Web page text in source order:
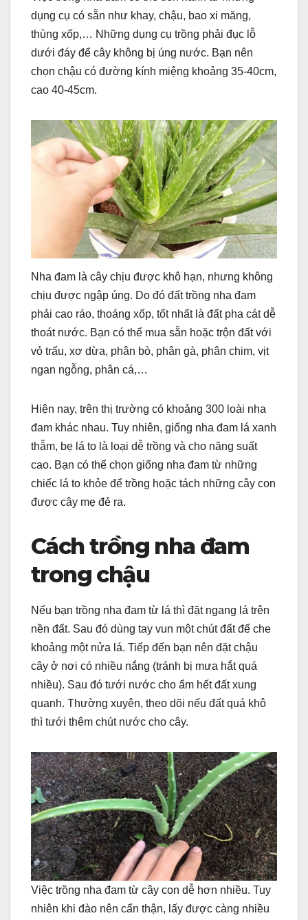
dụng cụ có sẵn như khay, chậu, bao xi măng,
thùng xốp,… Những dụng cụ trồng phải đục lỗ
dưới đáy để cây không bị úng nước. Bạn nên
chọn chậu có đường kính miệng khoảng 35-40cm,
cao 40-45cm.
Nha đam là cây chịu được khô hạn, nhưng không
chịu được ngập úng. Do đó đất trồng nha đam
phải cao ráo, thoáng xốp, tốt nhất là đất pha cát dễ
thoát nước. Bạn có thể mua sẵn hoặc trộn đất với
vỏ trấu, xơ dừa, phân bò, phân gà, phân chim, vịt
ngan ngỗng, phân cá,…
Hiện nay, trên thị trường có khoảng 300 loài nha
đam khác nhau. Tuy nhiên, giống nha đam lá xanh
thẫm, bẹ lá to là loại dễ trồng và cho năng suất
cao. Bạn có thể chọn giống nha đam từ những
chiếc lá to khỏe để trồng hoặc tách những cây con
được cây mẹ đẻ ra.
Cách trồng nha đam
trong chậu
Nếu bạn trồng nha đam từ lá thì đặt ngang lá trên
nền đất. Sau đó dùng tay vun một chút đất để che
khoảng một nửa lá. Tiếp đến bạn nên đặt chậu
cây ở nơi có nhiều nắng (tránh bị mưa hắt quá
nhiều). Sau đó tưới nước cho ẩm hết đất xung
quanh. Thường xuyên, theo dõi nếu đất quá khô
thì tưới thêm chút nước cho cây.
Việc trồng nha đam từ cây con dễ hơn nhiều. Tuy
nhiên khi đào nên cẩn thận, lấy được càng nhiều